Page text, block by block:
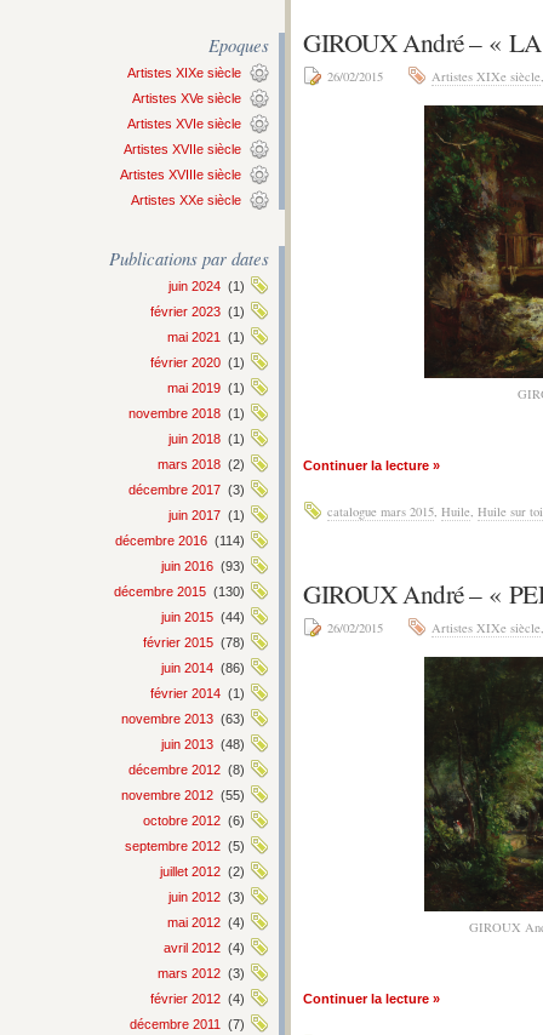
Epoques
Artistes XIXe siècle
Artistes XVe siècle
Artistes XVIe siècle
Artistes XVIIe siècle
Artistes XVIIIe siècle
Artistes XXe siècle
Publications par dates
juin 2024 (1)
février 2023 (1)
mai 2021
(1)
février 2020 (1)
mai 2019 (1)
novembre 2018 (1)
juin 2018 (1)
mars 2018 (2)
décembre 2017 (3)
juin 2017 (1)
décembre 2016 (114)
juin 2016 (93)
décembre 2015 (130)
juin 2015 (44)
février 2015 (78)
juin 2014 (86)
février 2014 (1)
novembre 2013 (63)
juin 2013 (48)
décembre 2012 (8)
novembre 2012 (55)
octobre 2012 (6)
septembre 2012 (5)
juillet 2012 (2)
juin 2012 (3)
mai 2012 (4)
avril 2012 (4)
mars 2012 (3)
février 2012 (4)
décembre 2011
(7)
GIROUX André – «
26/02/2015 Artistes XIXe siècle
Continuer la lecture »
catalogue mars 2015, Huile, Huile sur
GIROUX André – «
26/02/2015 Artistes XIXe siècle
GIROUX
Continuer la lecture »